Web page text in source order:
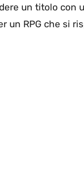
un titolo con
un RPG che si